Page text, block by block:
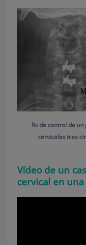
Rx de control de
cervicales tras
Vídeo de un
cervical en